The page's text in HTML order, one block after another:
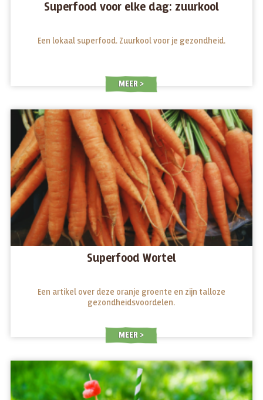
Superfood voor elke dag: zuurkool
Een lokaal superfood. Zuurkool voor je gezondheid.
MEER
Superfood Wortel
Een artikel over deze oranje groente en zijn talloze
gezondheidsvoordelen.
MEER